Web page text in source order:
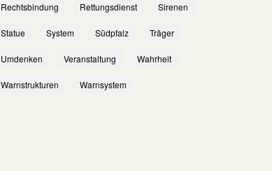
Rechtsbindung Rettungsdienst Sirenen
Statue System Südpfalz Träger
Umdenken Veranstaltung Wahrheit
Warnstrukturen Warnsystem